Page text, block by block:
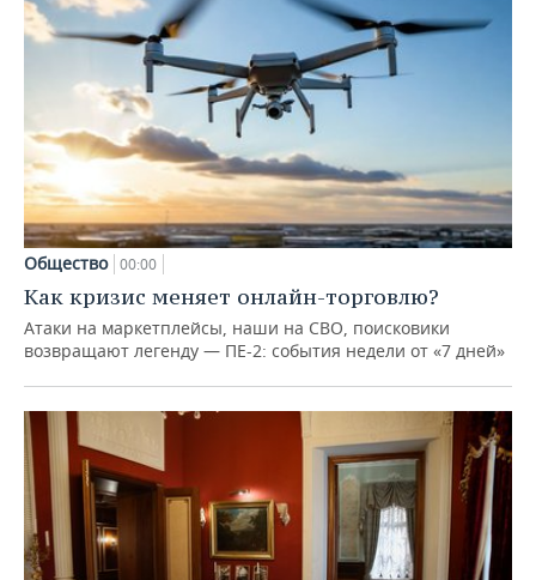
Общество 00:00
Как кризис меняет онлайн-торговлю?
Атаки на маркетплейсы, наши на СВО, поисковики
возвращают легенду — ПЕ-2: события недели от «7 дней»